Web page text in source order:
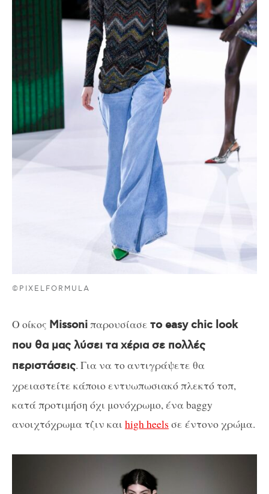
©PIXELFORMULA
Ο οίκος Missoniπαρουσίασε το easy chic look
που θα μας λύσει τα χέρια σε πολλές
περιστάσεις. Για να το αντιγράψετε θα
χρειαστείτε κάποιο εντυωπωσιακό πλεκτό τοπ,
κατά προτιμήση όχι μονόχρωμο, ένα baggy
ανοιχτόχρωμα τζιν και high heels σε έντονο χρώμα.